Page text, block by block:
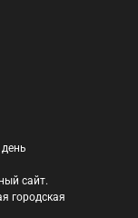
сайт.
городская